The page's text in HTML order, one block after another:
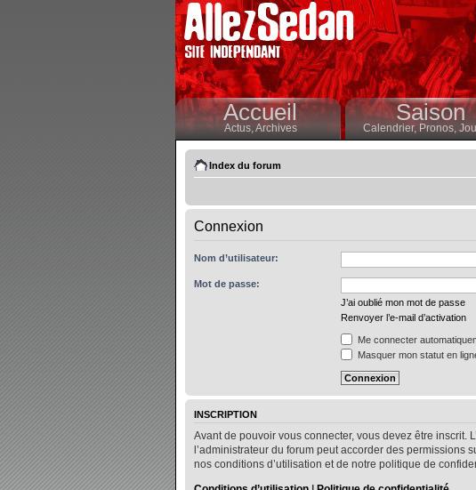
Accueil
Actus,Archives
Saison
Calendrier,Pronos,
Index du forum
Connexion
Nom d’utilisateur:
Mot de passe:
J’ai oublié mon mot de passe
Renvoyer l’e-mail d’activation
Me connecter
Masquer mon statut en
INSCRIPTION
Avant de pouvoir vous connecter, vous devez être inscrit.
l’administrateur du forum peut accorder des permissions
nos conditions d’utilisation et de notre politique de